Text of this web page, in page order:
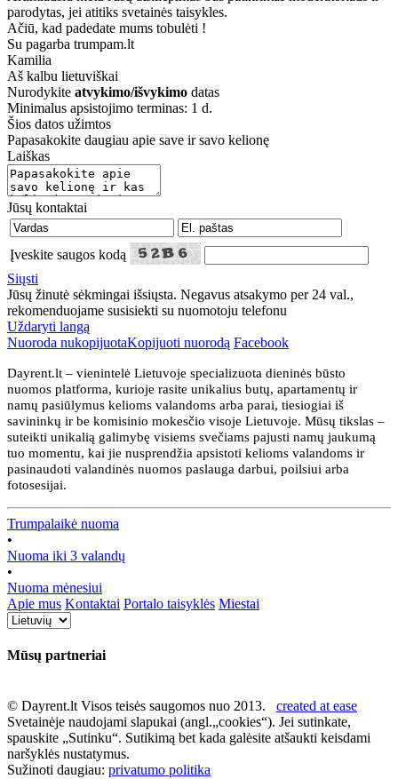
parodytas, jei atitiks svetainės taisykles.
Ačiū, kad padedate mums tobulėti !
Su pagarba trumpam.lt
Kamilia
Aš kalbu lietuviškai
Nurodykite atvykimo/išvykimo datas
Minimalus apsistojimo terminas: 1 d.
Šios datos užimtos
Papasakokite daugiau apie save ir savo kelionę
Laiškas
Jūsų kontaktai
Įveskite saugos kodą
Siųsti
Jūsų žinutė sėkmingai išsiųsta. Negavus atsakymo per 24 val.,
rekomenduojame susisiekti su nuomotoju telefonu
Uždaryti langą
Nuoroda nukopijuotaKopijuoti nuorodą Facebook
Dayrent.lt – vienintelė Lietuvoje specializuota dieninės būsto
nuomos platforma, kurioje rasite unikalius butų, apartamentų ir
namų pasiūlymus kelioms valandoms arba parai, tiesiogiai iš
savininkų ir be komisinio mokesčio visoje Lietuvoje. Mūsų tikslas –
suteikti unikalią galimybę visiems svečiams pajusti namų jaukumą
tuo momentu, kai jie nusprendžia apsistoti kelioms valandoms ir
pasinaudoti valandinės nuomos paslauga darbui, poilsiui arba
fotosesijai.
Trumpalaikė nuoma
•
Nuoma iki 3 valandų
•
Nuoma mėnesiui
Apie mus Kontaktai Portalo taisyklės Miestai
Mūsų partneriai
© Dayrent.lt Visos teisės saugomos nuo 2013. created at ease
Svetainėje naudojami slapukai (angl.„cookies“). Jei sutinkate,
spauskite „Sutinku“. Sutikimą bet kada galėsite atšaukti keisdami
naršyklės nustatymus.
Sužinoti daugiau: privatumo politika